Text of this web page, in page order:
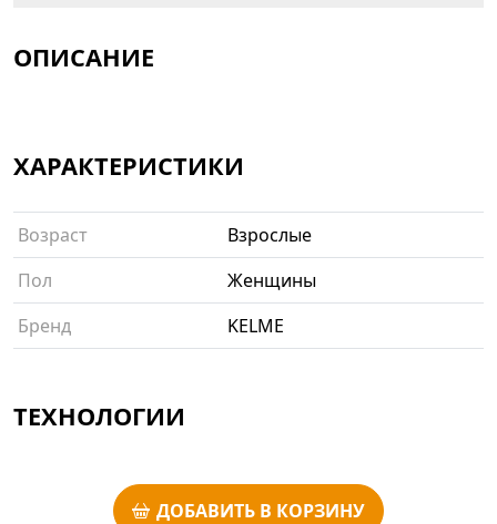
ОПИСАНИЕ
ХАРАКТЕРИСТИКИ
Возраст
Взрослые
Пол
Женщины
Бренд
KELME
ТЕХНОЛОГИИ
ДОБАВИТЬ В КОРЗИНУ